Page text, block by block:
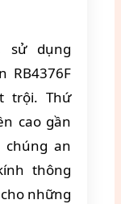
sử dụng
RB4376F
trội. Thứ
cao gần
an
thông
những